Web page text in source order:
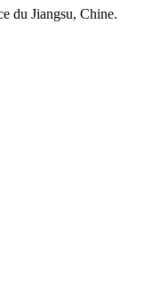
du Jiangsu, Chine.